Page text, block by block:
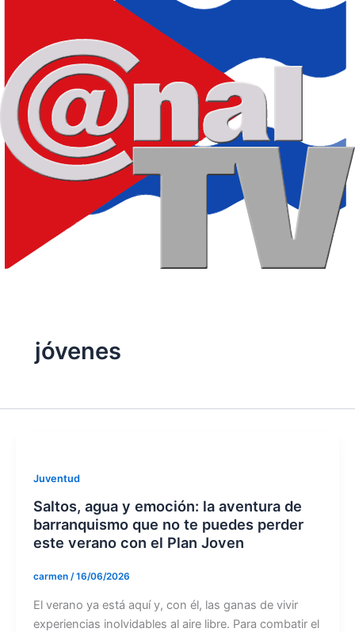
jóvenes
Juventud
Saltos, agua y emoción: la aventura de
barranquismo que no te puedes perder
este verano con el Plan Joven
carmen /16/06/2026
El verano ya está aquí y, con él, las ganas de vivir
experiencias inolvidables al aire libre. Para combatir el